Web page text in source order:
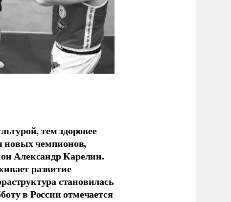
тем здоровее
новых чемпионов,
Александр Карелин.
развитие
становилась
в России отмечается